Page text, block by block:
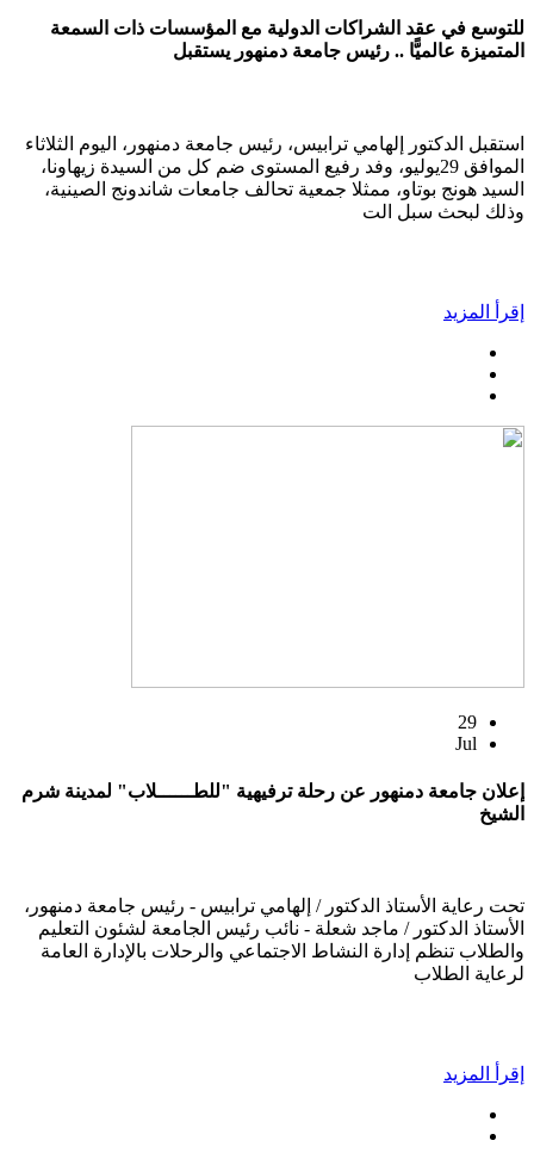
للتوسع في عقد الشراكات الدولية مع المؤسسات ذات السمعة
المتميزة عالميًّا .. رئيس جامعة دمنهور يستقبل
استقبل الدكتور إلهامي ترابيس، رئيس جامعة دمنهور، اليوم الثلاثاء
الموافق 29يوليو، وفد رفيع المستوى ضم كل من السيدة زيهاونا،
السيد هونج بوتاو، ممثلا جمعية تحالف جامعات شاندونج الصينية،
وذلك لبحث سبل الت
إقرأ المزيد
29
Jul
إعلان جامعة دمنهور عن رحلة ترفيهية "للطــــــلاب" لمدينة شرم
الشيخ
تحت رعاية الأستاذ الدكتور / إلهامي ترابيس - رئيس جامعة دمنهور،
الأستاذ الدكتور / ماجد شعلة - نائب رئيس الجامعة لشئون التعليم
والطلاب تنظم إدارة النشاط الاجتماعي والرحلات بالإدارة العامة
لرعاية الطلاب
إقرأ المزيد